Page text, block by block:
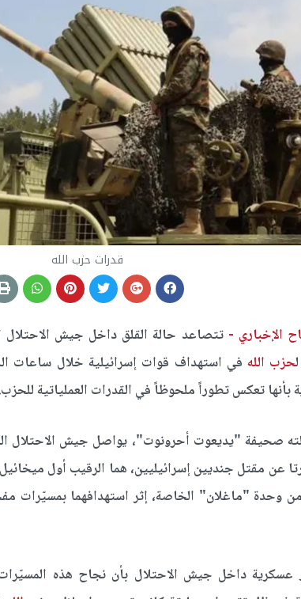
قدرات حزب الله
الإخباري -تتصاعد حالة القلق داخل جيش الاحتلال
حزب اللهفي استهداف قوات إسرائيلية خلال ساعات
تعكس تطوراً ملحوظاً في القدرات العملياتية
صحيفة "يديعوت أحرونوت"، يواصل جيش الاحتلال
عن مقتل جنديين إسرائيليين، هما الرقيب أول
وحدة "ماغلان" الخاصة، إثر استهدافهما
داخل جيش الاحتلال بأن نجاح هذه